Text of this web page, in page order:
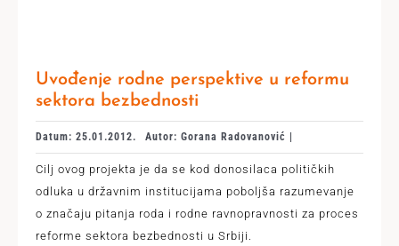
Uvođenje rodne perspektive u reformu
sektora bezbednosti
Datum: 25.01.2012. Autor: Gorana Radovanović |
Cilj ovog projekta je dа se kod donosilaca političkih
odluka u državnim institucijama poboljšа rаzumevаnje
o znаčаju pitаnjа roda i rodne ravnopravnosti za proces
reforme sektorа bezbednosti u Srbiji.